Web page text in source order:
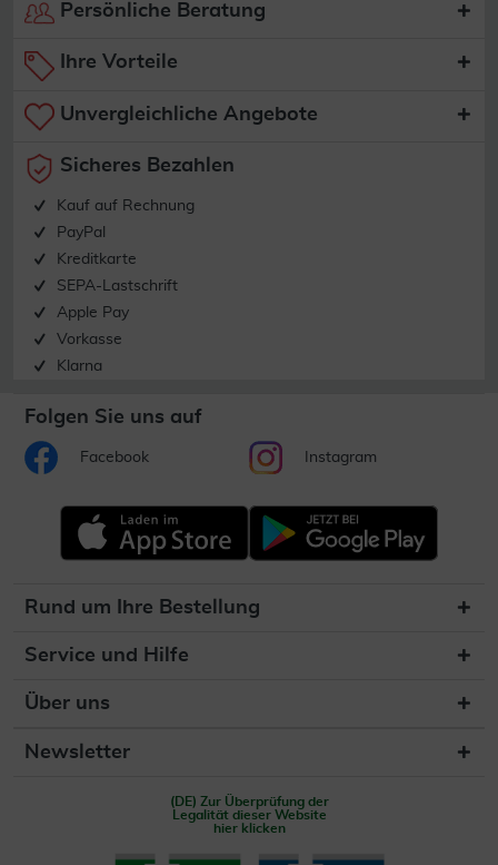
Persönliche Beratung
Ihre Vorteile
Unvergleichliche Angebote
Sicheres Bezahlen
Kauf auf Rechnung
PayPal
Kreditkarte
SEPA-Lastschrift
Apple Pay
Vorkasse
Klarna
Folgen Sie uns auf
Facebook Instagram
Rund um Ihre Bestellung
Service und Hilfe
Über uns
Newsletter
(DE) Zur Überprüfung der
Legalität dieser Website
hier klicken